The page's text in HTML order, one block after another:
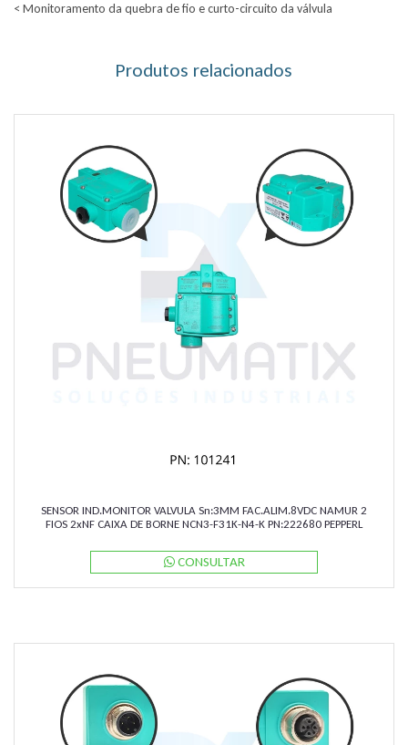
< Monitoramento da quebra de fio e curto-circuito da válvula
Produtos relacionados
SENSOR IND.MONITOR VALVULA Sn:3MM FAC.ALIM.8VDC NAMUR 2
FIOS 2xNF CAIXA DE BORNE NCN3-F31K-N4-K PN:222680 PEPPERL
CONSULTAR